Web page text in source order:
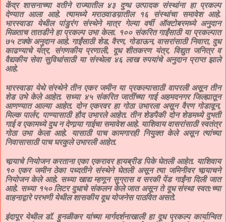
केंद्र शासनाच्या वतीने राज्यातील ४३ दुग्ध उत्पादक संस्थांना हा प्रकल्प
देण्यात आला आहे. त्यामध्ये मराठवाडय़ातील १६ संस्थांचा समावेश आहे.
भारस्वाडा येथील पांडुरंग संस्थेने मात्र गेल्या वर्षी ऑक्टोबरमध्ये अनुदान
मिळताच तातडीने हा प्रकल्प उभा केला. १०० संकरित गाईंसाठी या प्रकल्पात
७५ टक्के अनुदान आहे. गाईंसाठी शेड, वैरण, गोडाऊन, वासरांसाठी निवारा, दुध
काढण्याचे यंत्र, संगणकीय प्रणाली, दूध शीतकरण यंत्र, विद्युत जनित्र व
वैद्यकीय सेवा सुविधांसाठी या संस्थेला ४६ लाख रुपयांचे अनुदान प्राप्त झाले
आहे.
भारस्वाडा येथे संस्थेने तीन एकर जमीन या प्रकल्पासाठी वापरली असून तीन
शेड उभे केले आहेत. सध्या ४५ संकरित जातींच्या गाई अहमदनगर जिल्ह्यातून
आणण्यात आल्या आहेत. दोन एकरवर हा गोठा उभारला असून वैरण गोडावून,
मिल्क पार्लर, पाण्यासाठी हौद उभारले आहेत. तीन शेडपैकी दोन शेडमध्ये दुभती
गाई व एकामध्ये दुध न देणार्‍या गाईचा समावेश आहे. याशिवाय वासरांसाठी स्वतंत्र
गोठा उभा केला आहे. यासाठी पाच कामगारही नियुक्त केले असून त्यांच्या
निवासासाठी पाच घरकुले उभारली आहेत.
चार्‍याचे नियोजन करताना एका एकरावर हायब्रीड पिके घेतली आहेत. याशिवाय
१० एकर जमीन ठेका पध्दतीने संस्थेने घेतली असून त्या जमिनीवर चार्‍याचने
नियोजन केले आहे. सध्या खाद्य म्हणून सुग्रास व सरकी पेंड गाईंना दिली जात
आहे. सध्या १५० लिटर दुधाचे संकलन केले जात असून ते दूध संस्था स्वत:च्या
वाहनाद्वारे परभणी येथील शासकीय दूध योजनेस पाठवित असते.
इंदापूर येथील डॉ. हुनळीकर यांच्या मार्गदर्शनाखाली हा दूध प्रकल्प कार्यान्वित